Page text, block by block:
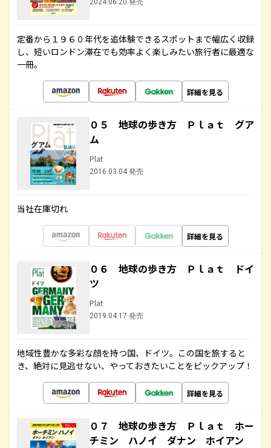
2024.06.20 発売
定番から１９６０年代を追体験できるスポットまで幅広く収録
し、短いロンドン滞在でも効率よく楽しみたい旅行者に最適な
一冊。
詳細を見る
０５ 地球の歩き方 Ｐｌａｔ グア
ム
Plat
2016.03.04 発売
当社在庫切れ
詳細を見る
０６ 地球の歩き方 Ｐｌａｔ ドイ
ツ
Plat
2019.04.17 発売
地域性豊かな多彩な顔を持つ国、ドイツ。この国を旅すると
き、絶対に見逃せない、やっておきたいことをピックアップ！
詳細を見る
０７ 地球の歩き方 Ｐｌａｔ ホー
チミン ハノイ ダナン ホイアン